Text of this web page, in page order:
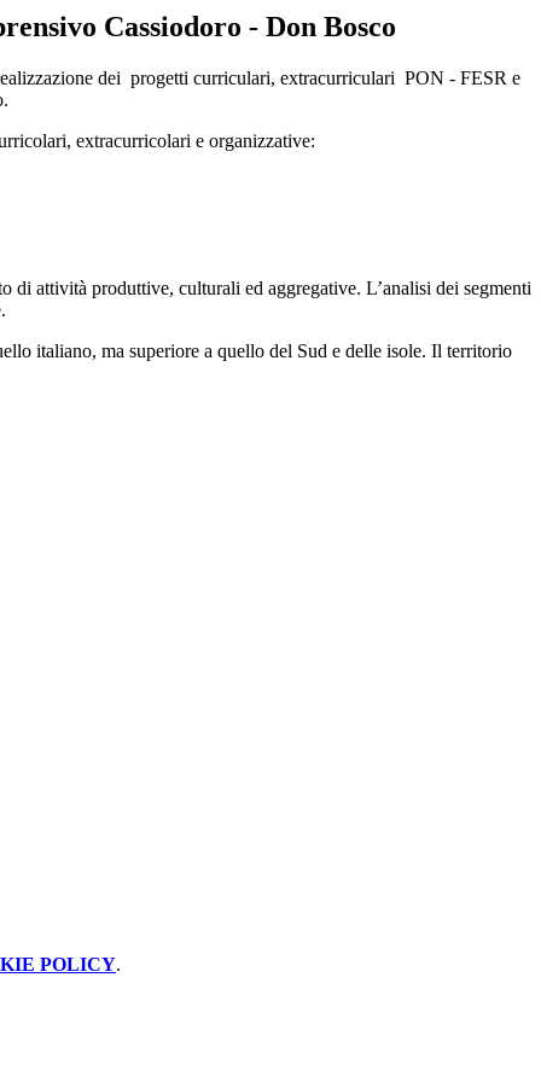
Cassiodoro - Don Bosco
dei progetti curriculari, extracurriculari PON - FESR e
extracurricolari e organizzative:
di attività produttive, culturali ed aggregative. L’analisi dei segmenti
italiano, ma superiore a quello del Sud e delle isole. Il territorio
POLICY.